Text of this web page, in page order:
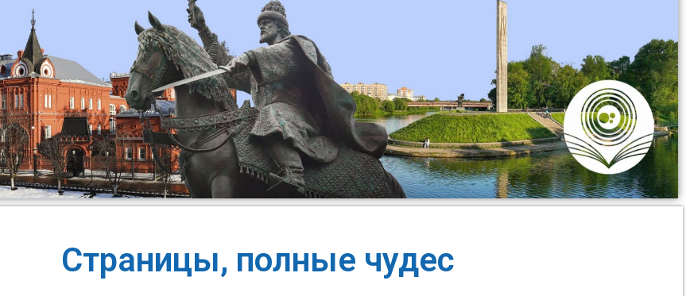
Страницы, полные чудес